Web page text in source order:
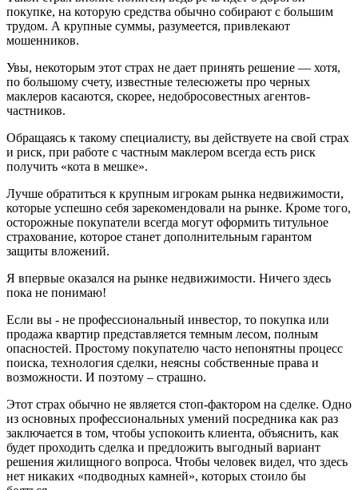
покупке, на которую средства обычно собирают с большим
трудом. А крупные суммы, разумеется, привлекают
мошенников.
Увы, некоторым этот страх не дает принять решение — хотя,
по большому счету, известные телесюжеты про черных
маклеров касаются, скорее, недобросовестных агентов-
частников.
Обращаясь к такому специалисту, вы действуете на свой страх
и риск, при работе с частным маклером всегда есть риск
получить «кота в мешке».
Лучше обратиться к крупным игрокам рынка недвижимости,
которые успешно себя зарекомендовали на рынке. Кроме того,
осторожные покупатели всегда могут оформить титульное
страхование, которое станет дополнительным гарантом
защиты вложений.
Я впервые оказался на рынке недвижимости. Ничего здесь
пока не понимаю!
Если вы - не профессиональный инвестор, то покупка или
продажа квартир представляется темным лесом, полным
опасностей. Простому покупателю часто непонятны процесс
поиска, технология сделки, неясны собственные права и
возможности. И поэтому – страшно.
Этот страх обычно не является стоп-фактором на сделке. Одно
из основных профессиональных умений посредника как раз
заключается в том, чтобы успокоить клиента, объяснить, как
будет проходить сделка и предложить выгодный вариант
решения жилищного вопроса. Чтобы человек видел, что здесь
нет никаких «подводных камней», которых стоило бы